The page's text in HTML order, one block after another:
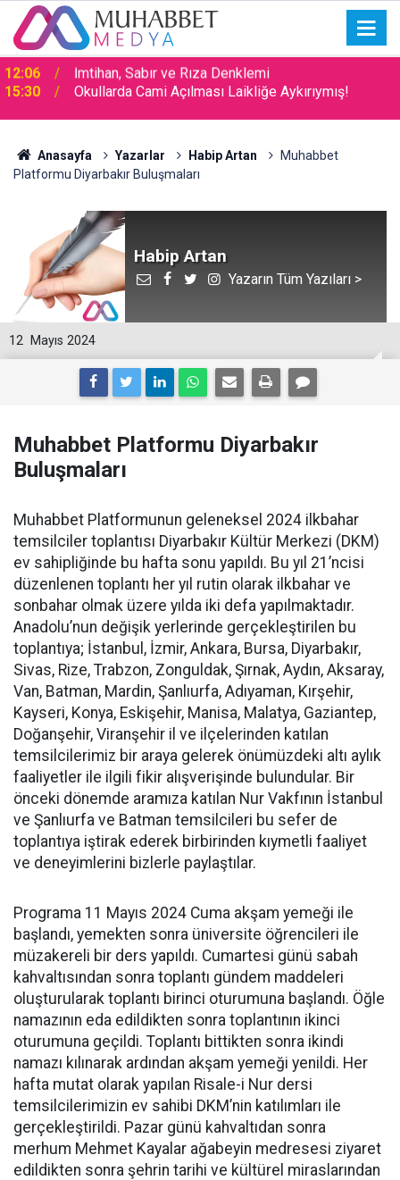
15:30 Okullarda Cami Açılması Laikliğe Aykırıymış!
Anasayfa Yazarlar Habip Artan
Muhabbet
Platformu Diyarbakır Buluşmaları
Habip Artan
Yazarın Tüm Yazıları >
12 Mayıs 2024
Muhabbet Platformu Diyarbakır
Buluşmaları
Muhabbet Platformunun geleneksel 2024 ilkbahar
temsilciler toplantısı Diyarbakır Kültür Merkezi (DKM)
ev sahipliğinde bu hafta sonu yapıldı. Bu yıl 21’ncisi
düzenlenen toplantı her yıl rutin olarak ilkbahar ve
sonbahar olmak üzere yılda iki defa yapılmaktadır.
Anadolu’nun değişik yerlerinde gerçekleştirilen bu
toplantıya; İstanbul, İzmir, Ankara, Bursa, Diyarbakır,
Sivas, Rize, Trabzon, Zonguldak, Şırnak, Aydın, Aksaray,
Van, Batman, Mardin, Şanlıurfa, Adıyaman, Kırşehir,
Kayseri, Konya, Eskişehir, Manisa, Malatya, Gaziantep,
Doğanşehir, Viranşehir il ve ilçelerinden katılan
temsilcilerimiz bir araya gelerek önümüzdeki altı aylık
faaliyetler ile ilgili fikir alışverişinde bulundular. Bir
önceki dönemde aramıza katılan Nur Vakfının İstanbul
ve Şanlıurfa ve Batman temsilcileri bu sefer de
toplantıya iştirak ederek birbirinden kıymetli faaliyet
ve deneyimlerini bizlerle paylaştılar.
Programa 11 Mayıs 2024 Cuma akşam yemeği ile
başlandı, yemekten sonra üniversite öğrencileri ile
müzakereli bir ders yapıldı. Cumartesi günü sabah
kahvaltısından sonra toplantı gündem maddeleri
oluşturularak toplantı birinci oturumuna başlandı. Öğle
namazının eda edildikten sonra toplantının ikinci
oturumuna geçildi. Toplantı bittikten sonra ikindi
namazı kılınarak ardından akşam yemeği yenildi. Her
hafta mutat olarak yapılan Risale-i Nur dersi
temsilcilerimizin ev sahibi DKM’nin katılımları ile
gerçekleştirildi. Pazar günü kahvaltıdan sonra
merhum Mehmet Kayalar ağabeyin medresesi ziyaret
edildikten sonra şehrin tarihi ve kültürel miraslarından